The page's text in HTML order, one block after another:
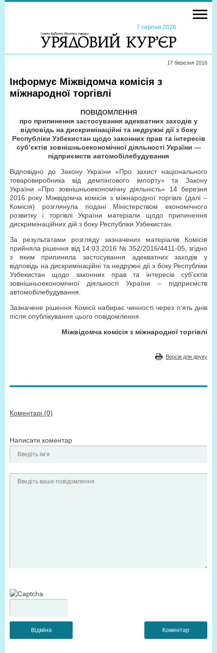
7 серпня 2026
17 березня 2016
Інформує Міжвідомча комісія з
міжнародної торгівлі
ПОВІДОМЛЕННЯ
про припинення застосування адекватних заходів у
відповідь на дискримінаційні та недружні дії з боку
Республіки Узбекистан щодо законних прав та інтересів
суб’єктів зовнішньоекономічної діяльності України —
підприємств автомобілебудування
Відповідно до Закону України «Про захист національного
товаровиробника від демпінгового імпорту» та Закону
України «Про зовнішньоекономічну діяльність» 14 березня
2016 року Міжвідомча комісія з міжнародної торгівлі (далі –
Комісія) розглянула подані Міністерством економічного
розвитку і торгівлі України матеріали щодо припинення
дискримінаційних дій з боку Республіки Узбекистан.
За результатами розгляду зазначених матеріалів Комісія
прийняла рішення від 14.03.2016 № 352/2016/4411-05, згідно
з яким припинила застосування адекватних заходів у
відповідь на дискримінаційні та недружні дії з боку Республіки
Узбекистан щодо законних прав та інтересів суб’єктів
зовнішньоекономічної діяльності України – підприємств
автомобілебудування.
Зазначене рішення Комісії набирає чинності через п’ять днів
після опублікування цього повідомлення.
Міжвідомча комісія з міжнародної торгівлі
Версія для друку
Коментарі (0)
Написати коментар